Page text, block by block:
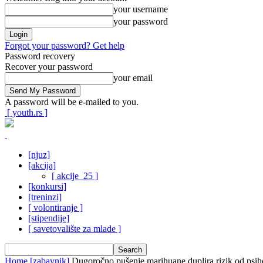
your username
your password
Forgot your password? Get help
Password recovery
Recover your password
your email
A password will be e-mailed to you.
[ youth.rs ]
[njuz]
[akcija]
[ akcije_25 ]
[konkursi]
[treninzi]
[ volontiranje ]
[stipendije]
[ savetovalište za mlade ]
Home [zabavnik] Dugoročno pušenje marihuane duplira rizik od